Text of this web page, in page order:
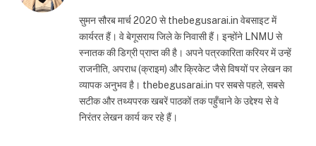
सुमन सौरब मार्च 2020 से thebegusarai.in वेबसाइट में
कार्यरत हैं। वे बेगूसराय जिले के निवासी हैं। इन्होंने LNMU से
स्नातक की डिग्री प्राप्त की है। अपने पत्रकारिता करियर में उन्हें
राजनीति, अपराध (क्राइम) और क्रिकेट जैसे विषयों पर लेखन का
व्यापक अनुभव है। thebegusarai.in पर सबसे पहले, सबसे
सटीक और तथ्यपरक खबरें पाठकों तक पहुँचाने के उद्देश्य से वे
निरंतर लेखन कार्य कर रहे हैं।